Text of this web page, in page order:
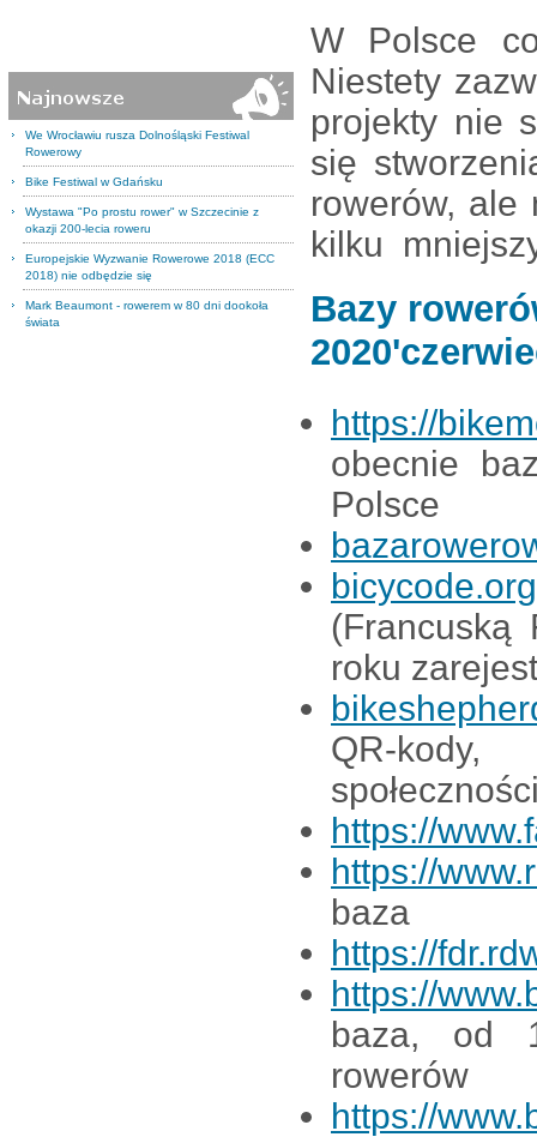
We Wrocławiu rusza Dolnośląski Festiwal
Rowerowy
Bike Festiwal w Gdańsku
Wystawa "Po prostu rower" w Szczecinie z
okazji 200-lecia roweru
Europejskie Wyzwanie Rowerowe 2018 (ECC
2018) nie odbędzie się
Mark Beaumont - rowerem w 80 dni dookoła
świata
W Polsce
Niestety
projekty nie
się
rowerów, ale
kilku
Bazy
https://
obecnie
Polsce
bicycode.org
(Francuską
roku
QR-
https://
https://
baza
https://
https://
baza, od
rowerów
https://